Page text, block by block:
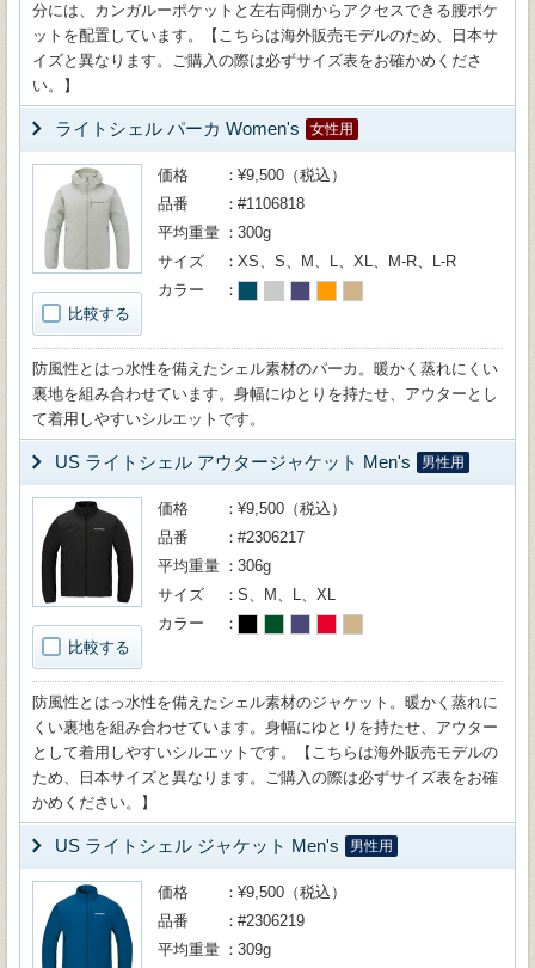
分には、カンガルーポケットと左右両側からアクセスできる腰ポケ
ットを配置しています。【こちらは海外販売モデルのため、日本サ
イズと異なります。ご購入の際は必ずサイズ表をお確かめくださ
い。】
ライトシェル パーカ Women's 女性用
比較する
価格
¥9,500（税込）
品番
#1106818
平均重量
300g
サイズ
XS、S、M、L、XL、M-R、L-R
カラー
防風性とはっ水性を備えたシェル素材のパーカ。暖かく蒸れにくい
裏地を組み合わせています。身幅にゆとりを持たせ、アウターとし
て着用しやすいシルエットです。
US ライトシェル アウタージャケット Men's 男性用
比較する
価格
¥9,500（税込）
品番
#2306217
平均重量
306g
サイズ
S、M、L、XL
カラー
防風性とはっ水性を備えたシェル素材のジャケット。暖かく蒸れに
くい裏地を組み合わせています。身幅にゆとりを持たせ、アウター
として着用しやすいシルエットです。【こちらは海外販売モデルの
ため、日本サイズと異なります。ご購入の際は必ずサイズ表をお確
かめください。】
US ライトシェル ジャケット Men's 男性用
価格
¥9,500（税込）
品番
#2306219
平均重量
309g